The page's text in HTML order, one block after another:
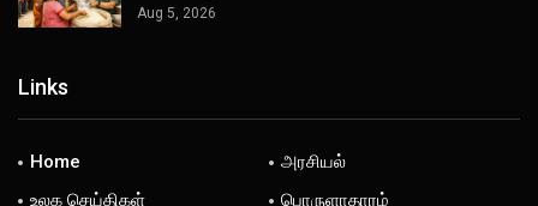
Aug 5, 2026
Links
Home
அரசியல்
உலக செய்திகள்
பொருளாதாரம்